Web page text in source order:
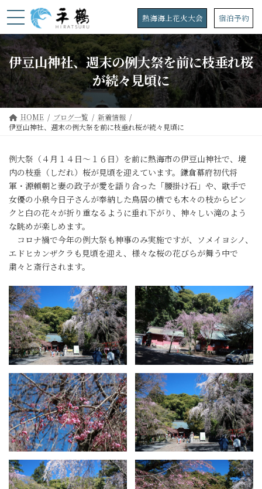
ン
ン
ツ
へ
ス
キ
ッ
プ
ビ
ー
シ
ョ
ン
に
移
動
熱海海上花火大会 宿泊予約
伊豆山神社、週末の例大祭を前に枝垂れ桜
が続々見頃に
HOME ブログ一覧
新着情報
伊豆山神社、週末の例大祭を前に枝垂れ桜が続々見頃に
例大祭（４月１４日〜１６日）を前に熱海市の伊豆山神社で、境
内の枝垂（しだれ）桜が見頃を迎えています。鎌倉幕府初代将
軍・源頼朝と妻の政子が愛を語り合った「腰掛け石」や、歌手で
女優の小泉今日子さんが奉納した鳥居の横でも木々の枝からピン
クと白の花々が折り重なるように垂れ下がり、神々しい滝のよう
な眺めが楽しめます。
コロナ禍で今年の例大祭も神事のみ実施ですが、ソメイヨシノ、
エドヒカンザクラも見頃を迎え、様々な桜の花びらが舞う中で
粛々と斎行されます。